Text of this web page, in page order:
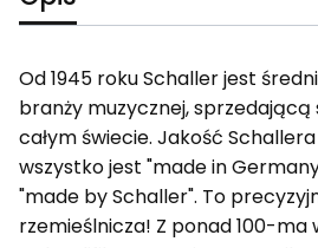
Od 1945 roku Schaller jest
branży muzycznej,
całym świecie. Jakość
wszystko jest "made in
"made by Schaller". To
rzemieślnicza! Z ponad 100-ma